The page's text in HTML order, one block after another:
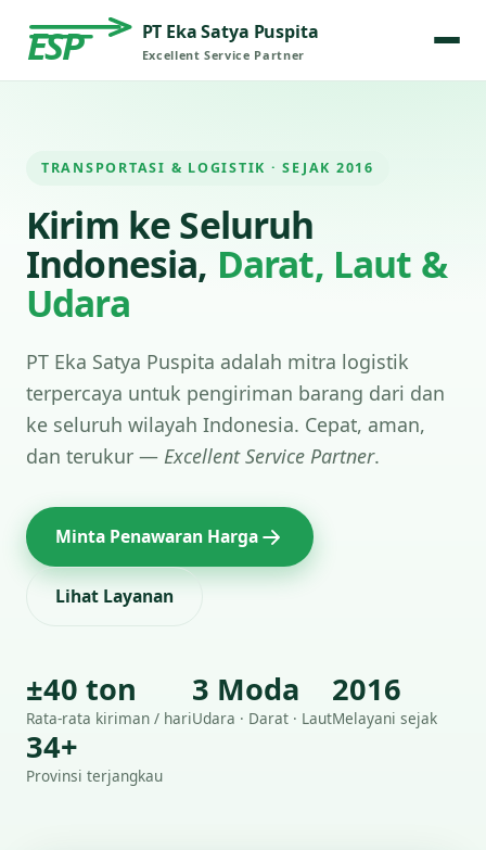
ESP PT Eka Satya Puspita
Excellent Service Partner
TRANSPORTASI & LOGISTIK · SEJAK 2016
Kirim ke Seluruh
Indonesia, Darat, Laut &
Udara
PT Eka Satya Puspita adalah mitra logistik
terpercaya untuk pengiriman barang dari dan
ke seluruh wilayah Indonesia. Cepat, aman,
dan terukur — Excellent Service Partner.
Minta Penawaran Harga
Lihat Layanan
±40 ton
Rata-rata kiriman / hari
3 Moda
Udara · Darat · Laut
2016
Melayani sejak
34+
Provinsi terjangkau